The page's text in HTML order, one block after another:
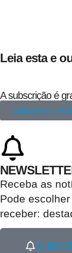
Leia esta e
A subscrição é
Subscrever a
Receba as
Pode
receber: